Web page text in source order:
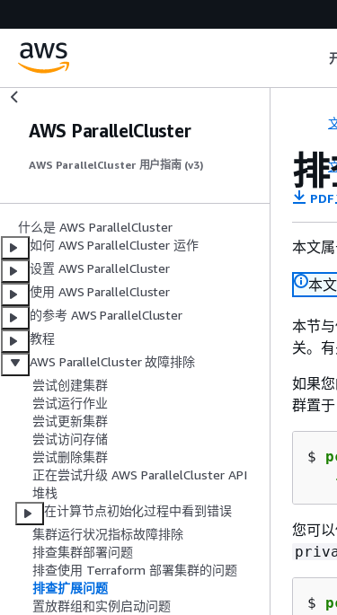
AWS ParallelCluster
AWS ParallelCluster 用户指南 (v3)
什么是 AWS ParallelCluster
如何 AWS ParallelCluster 运作
设置 AWS ParallelCluster
使用 AWS ParallelCluster
的参考 AWS ParallelCluster
教程
AWS ParallelCluster 故障排除
尝试创建集群
尝试运行作业
尝试更新集群
尝试访问存储
尝试删除集群
正在尝试升级 AWS ParallelCluster API
堆栈
在计算节点初始化过程中看到错误
集群运行状况指标故障排除
排查集群部署问题
排查使用 Terraform 部署集群的问题
排查扩展问题
置放群组和实例启动问题
PDF
本文
本
本节
关。
如果
群置于
$
您可以
$